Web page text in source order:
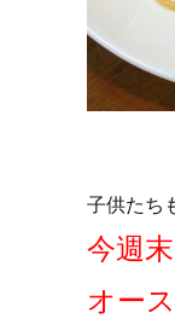
子供たち
今週
オー